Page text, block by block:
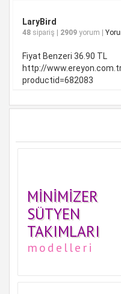
LaryBird
48 sipariş | 2909 yorum |
Fiyat Benzeri 36.90 TL
http://
productid=682083
MINIMIZER
SÜTYEN
TAKIMLARI
modelleri